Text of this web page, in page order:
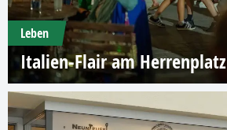
Leben
Italien-Flair am Herrenplatz